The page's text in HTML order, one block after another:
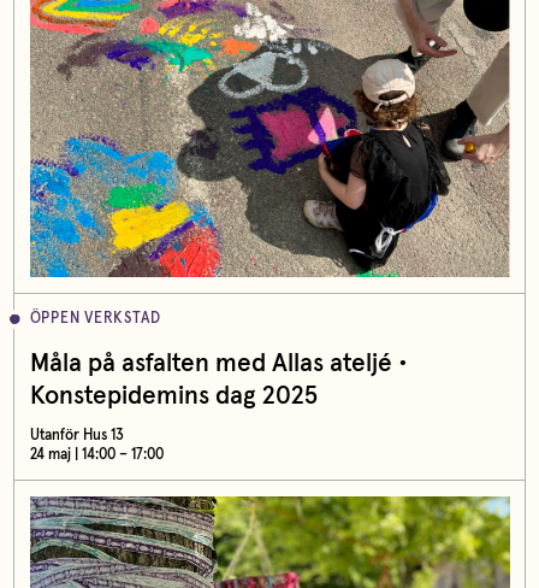
ÖPPEN VERKSTAD
Måla på asfalten med Allas ateljé •
Konstepidemins dag 2025
Utanför Hus 13
24 maj | 14:00 – 17:00